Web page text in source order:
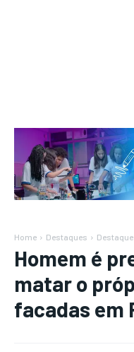
Home Destaques Destaque
Homem é
matar o
facadas em